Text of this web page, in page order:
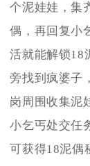
个泥娃娃，集
偶，再回复小
活就能解锁18
旁找到疯婆子
岗周围收集泥
小乞丐处交任
可获得18泥偶